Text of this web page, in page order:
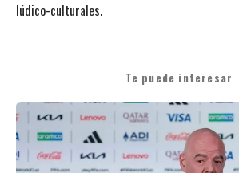
lúdico-culturales.
Te puede interesar